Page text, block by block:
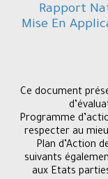
Rapport
Mise En
Ce document
Programme
respecter au
Plan d’Action
suivants
aux Etats